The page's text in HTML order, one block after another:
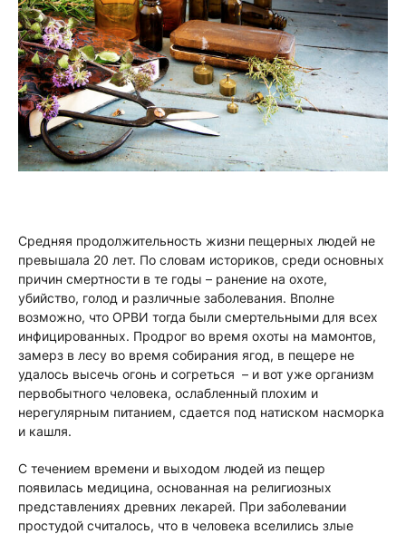
Средняя продолжительность жизни пещерных людей не
превышала 20 лет. По словам историков, среди основных
причин смертности в те годы – ранение на охоте,
убийство, голод и различные заболевания. Вполне
возможно, что ОРВИ тогда были смертельными для всех
инфицированных. Продрог во время охоты на мамонтов,
замерз в лесу во время собирания ягод, в пещере не
удалось высечь огонь и согреться – и вот уже организм
первобытного человека, ослабленный плохим и
нерегулярным питанием, сдается под натиском насморка
и кашля.
С течением времени и выходом людей из пещер
появилась медицина, основанная на религиозных
представлениях древних лекарей. При заболевании
простудой считалось, что в человека вселились злые